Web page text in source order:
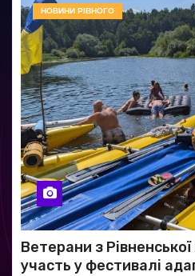
НОВИНИ РІВНОГО
Ветерани з
участь у фестивалі